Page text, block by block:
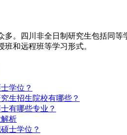
多。四川非全日制研究生包括同
和远程班等学习形式。
学位？
生招生院校有哪些？
有哪些专业？
析
士学位？